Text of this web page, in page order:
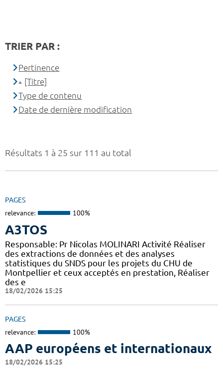
Résultats 1 à 25 sur 111 au total
PAGES
relevance: 100%
A3TOS
Responsable: Pr Nicolas MOLINARI Activité Réaliser
des extractions de données et des analyses
statistiques du SNDS pour les projets du CHU de
Montpellier et ceux acceptés en prestation, Réaliser
des e
18/02/2026 15:25
PAGES
relevance: 100%
AAP européens et internationaux
18/02/2026 15:25
TRIER PAR :
Pertinence
[Titre]
Type de contenu
Date de dernière modification